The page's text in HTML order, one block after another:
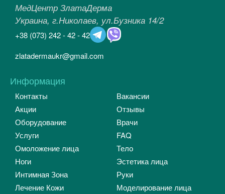
МедЦентр ЗлатаДерма
Украина, г.Николаев, ул.Бузника 14/2
+38 (073) 242 - 42 - 42
zlatadermaukr@gmail.com
Информация
Контакты
Вакансии
Акции
Отзывы
Оборудование
Врачи
Услуги
FAQ
Омоложение лица
Тело
Ноги
Эстетика лица
Интимная Зона
Руки
Лечение Кожи
Моделирование лица